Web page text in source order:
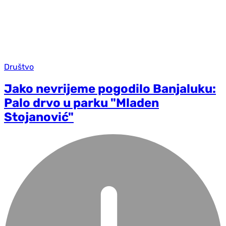
Društvo
Jako nevrijeme pogodilo Banjaluku:
Palo drvo u parku "Mladen
Stojanović"